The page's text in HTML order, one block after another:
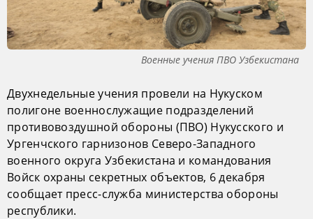
Военные учения ПВО Узбекистана
Двухнедельные учения провели на Нукуском
полигоне военнослужащие подразделений
противовоздушной обороны (ПВО) Нукусского и
Ургенчского гарнизонов Северо-Западного
военного округа Узбекистана и командования
Войск охраны секретных объектов, 6 декабря
сообщает пресс-служба министерства обороны
республики.